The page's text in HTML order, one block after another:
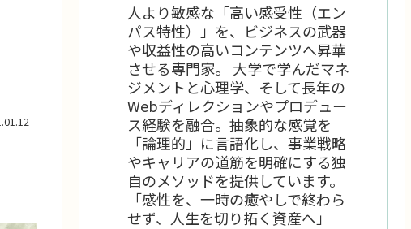
人より敏感な「高い感受性（エン
パス特性）」を、ビジネスの武器
や収益性の高いコンテンツへ昇華
させる専門家。 大学で学んだマネ
ジメントと心理学、そして長年の
Webディレクションやプロデュー
ス経験を融合。抽象的な感覚を
「論理的」に言語化し、事業戦略
やキャリアの道筋を明確にする独
自のメソッドを提供しています。
「感性を、一時の癒やしで終わら
せず、人生を切り拓く資産へ」